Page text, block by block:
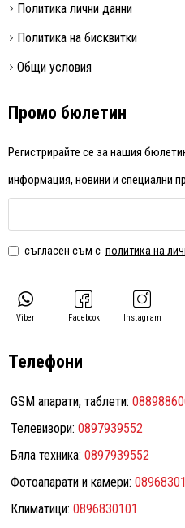
Политика лични данни
Политика на бисквитки
Общи условия
Промо бюлетин
Регистрирайте се за нашия
информация, новини и специални
съгласен съм с политика на
Viber Facebook Instagram
Телефони
GSM апарати, таблети:
Телевизори: 0897939552
Бяла техника: 0897939552
Фотоапарати и камери:
Климатици: 0896830101